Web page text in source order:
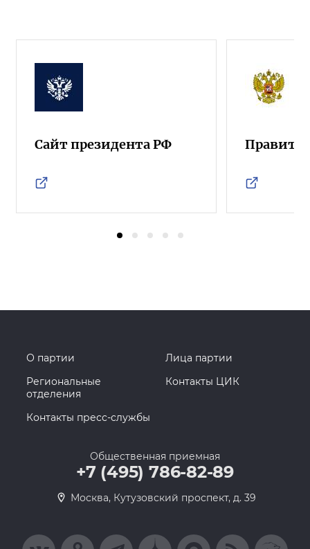
Сайт президента РФ
О партии
Лица партии
Региональные
отделения
Контакты ЦИК
Контакты пресс-службы
Общественная приемная
+7 (495) 786-82-89
Москва, Кутузовский проспект, д. 39